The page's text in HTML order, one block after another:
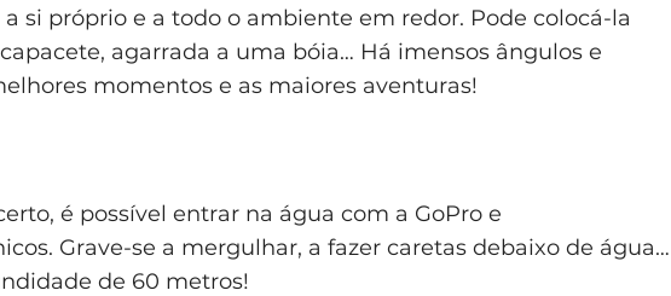
si próprio e a todo o ambiente em redor. Pode colocá-la
agarrada a uma bóia… Há imensos ângulos e
momentos e as maiores aventuras!
é possível entrar na água com a GoPro e
Grave-se a mergulhar, a fazer caretas debaixo de água…
de 60 metros!